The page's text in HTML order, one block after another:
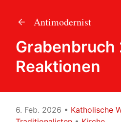
Antimodernist
Grabenbruch
Reaktionen
6. Feb. 2026 • Katholische